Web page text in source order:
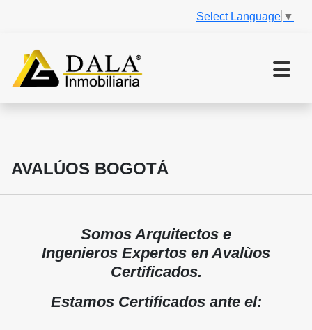
Select Language ▼
AVALÚOS BOGOTÁ
Somos Arquitectos e
Ingenieros Expertos en Avalùos
Certificados.
Estamos Certificados ante el: